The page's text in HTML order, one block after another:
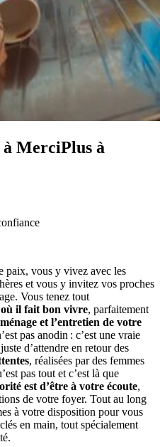
MerciPlus à
paix, vous y vivez avec les
et vous y invitez vos proches
Vous tenez tout
il fait bon vivre, parfaitement
et l’entretien de votre
pas anodin : c’est une vraie
d’attendre en retour des
, réalisées par des femmes
pas tout et c’est là que
est d’être à votre écoute,
de votre foyer. Tout au long
à votre disposition pour vous
en main, tout spécialement